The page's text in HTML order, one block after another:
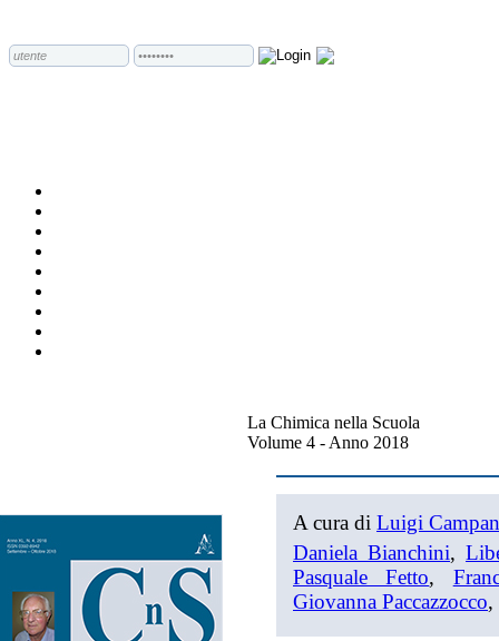
La Chimica nella Scuola
Volume 4 - Anno 2018
A cura di Luigi
Daniela Bianchini,
Pasquale Fetto,
Giovanna Paccazzocco,